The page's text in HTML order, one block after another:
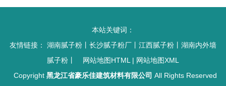
本站关键词：
友情链接： 湖南腻子粉 长沙腻子粉厂 江西腻子粉
湖南内外墙
腻子粉
网站地图HTML | 网站地图XML
Copyright 黑龙江省豪乐佳建筑材料有限公司 All Rights Reserved